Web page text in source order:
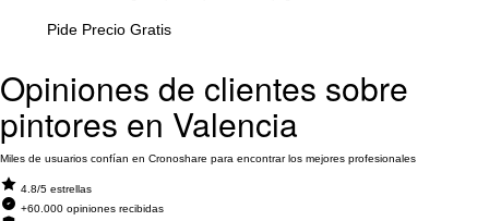
Pide Precio Gratis
Opiniones de clientes sobre
pintores en Valencia
Miles de usuarios confían en Cronoshare para encontrar los mejores profesionales
4.8/5 estrellas
+60.000 opiniones recibidas